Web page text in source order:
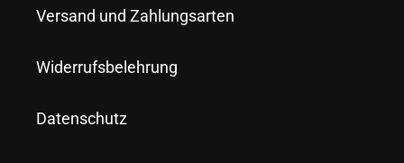
Versand und Zahlungsarten
Widerrufsbelehrung
Datenschutz